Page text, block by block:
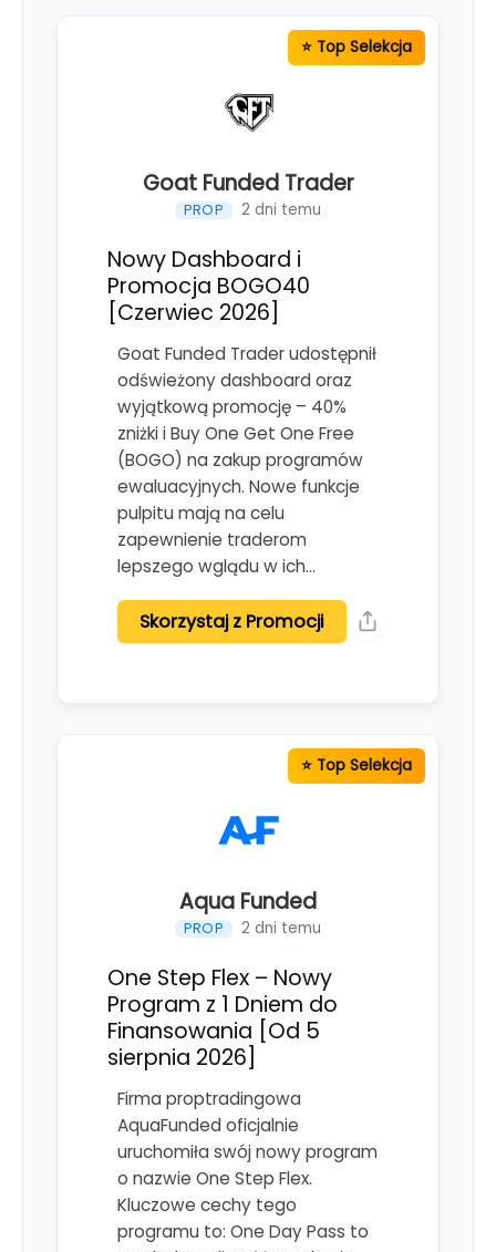
Goat Funded Trader
PROP 2 dni temu
Nowy Dashboard i
Promocja BOGO40
[Czerwiec 2026]
Goat Funded Trader udostępnił
odświeżony dashboard oraz
wyjątkową promocję – 40%
zniżki i Buy One Get One Free
(BOGO) na zakup programów
ewaluacyjnych. Nowe funkcje
pulpitu mają na celu
zapewnienie traderom
lepszego wglądu w ich…
Skorzystaj z Promocji
Aqua Funded
PROP 2 dni temu
One Step Flex – Nowy
Program z 1 Dniem do
Finansowania [Od 5
sierpnia 2026]
Firma proptradingowa
AquaFunded oficjalnie
uruchomiła swój nowy program
o nazwie One Step Flex.
Kluczowe cechy tego
programu to: One Day Pass to